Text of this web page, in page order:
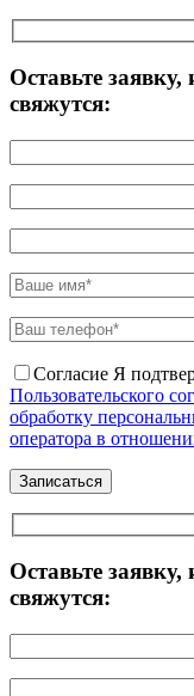
Оставьте
свяжутся:
Согласие Я
Пользовательского
обработку
оператора в
Оставьте
свяжутся: